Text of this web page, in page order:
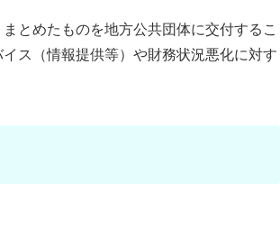
とめたものを地方公共団体に交付するこ
ス（情報提供等）や財務状況悪化に対す